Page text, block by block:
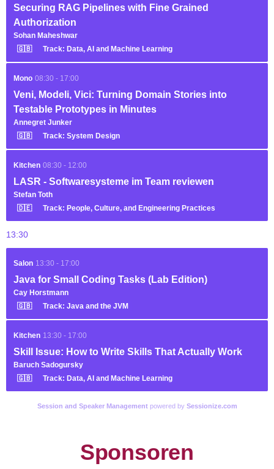
Securing RAG Pipelines with Fine Grained
Authorization
Sohan Maheshwar
🇬🇧
Track: Data, AI and Machine Learning
Mono 08:30 - 17:00
Veni, Modeli, Vici: Turning Domain Stories into
Testable Prototypes in Minutes
Annegret Junker
🇬🇧
Track: System Design
Kitchen 08:30 - 12:00
LASR - Softwaresysteme im Team reviewen
Stefan Toth
🇩🇪
Track: People, Culture, and Engineering Practices
13:30
Salon 13:30 - 17:00
Java for Small Coding Tasks (Lab Edition)
Cay Horstmann
🇬🇧
Track: Java and the JVM
Kitchen 13:30 - 17:00
Skill Issue: How to Write Skills That Actually Work
Baruch Sadogursky
🇬🇧
Track: Data, AI and Machine Learning
Session and Speaker Managementpowered by Sessionize.com
Sponsoren